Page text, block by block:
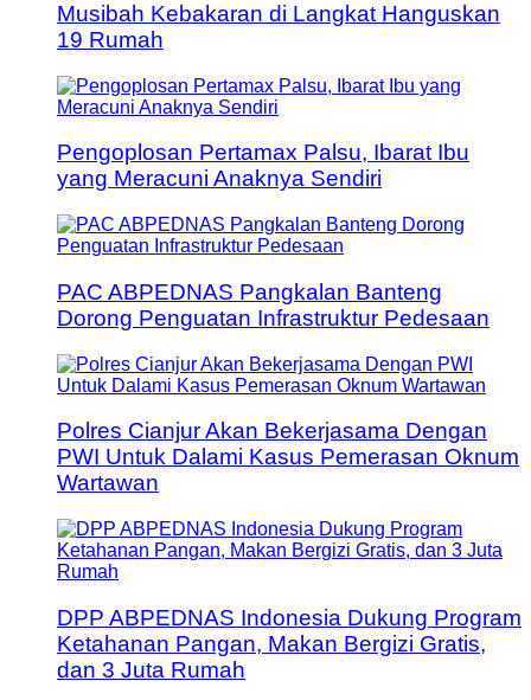
Musibah Kebakaran di Langkat Hanguskan
19 Rumah
Pengoplosan Pertamax Palsu, Ibarat Ibu
yang Meracuni Anaknya Sendiri
PAC ABPEDNAS Pangkalan Banteng
Dorong Penguatan Infrastruktur Pedesaan
Polres Cianjur Akan Bekerjasama Dengan
PWI Untuk Dalami Kasus Pemerasan Oknum
Wartawan
DPP ABPEDNAS Indonesia Dukung Program
Ketahanan Pangan, Makan Bergizi Gratis,
dan 3 Juta Rumah